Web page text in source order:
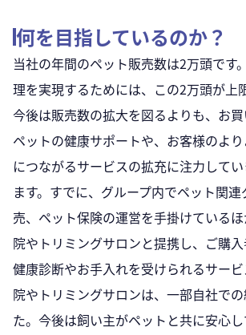
何を目指しているのか？
当社の年間のペット販売数は2万頭です
理を実現するためには、この2万頭が上
今後は販売数の拡大を図るよりも、お
ペットの健康サポートや、お客様のよ
につながるサービスの拡充に注力して
ます。すでに、グループ内でペット関
売、ペット保険の運営を手掛けている
院やトリミングサロンと提携し、ご購
健康診断やお手入れを受けられるサー
院やトリミングサロンは、一部自社で
た。今後は飼い主がペットと共に安心